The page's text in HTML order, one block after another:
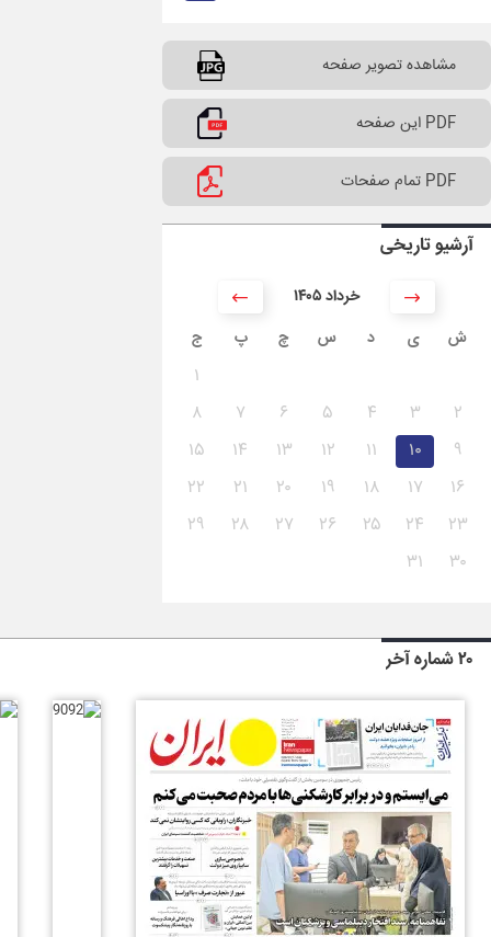
مشاهده تصویر صفحه
PDF این صفحه
PDF تمام صفحات
آرشیو تاریخی
۱۴۰۵ خرداد
ش
ی د س چ پ ج
۱
۲
۳ ۴ ۵ ۶ ۷
۸
۹
۱۰ ۱۱ ۱۲ ۱۳ ۱۴
۱۵
۱۶
۱۷ ۱۸ ۱۹ ۲۰ ۲۱
۲۲
۲۳
۲۴ ۲۵ ۲۶ ۲۷ ۲۸
۲۹
۳۰
۳۱
۲۰ شماره آخر